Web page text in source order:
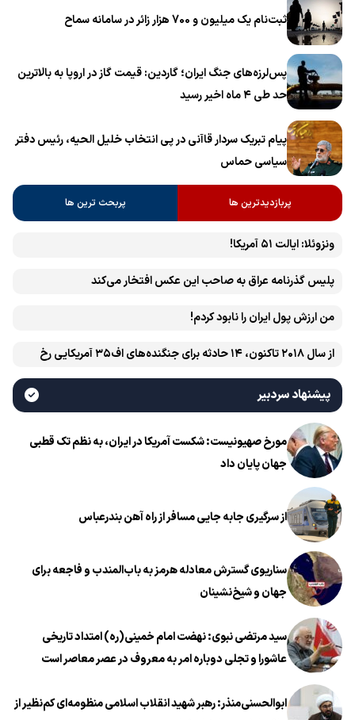
ثبت‌نام یک میلیون و 700 هزار زائر در سامانه سماح ‌
پس‌لرزه‌های جنگ ایران؛ گاردین: قیمت گاز در اروپا به بالاترین
حد طی ۴ ماه اخیر رسید
پیام تبریک سردار قاآنی در پی انتخاب خلیل الحیه، رئیس دفتر
سیاسی حماس
پربازدیدترین ها پربحث ترین ها
ونزوئلا: ایالت ۵۱ آمریکا!
پلیس گذرنامه عراق به صاحب این عکس افتخار می‌کند
من ارزش پول ایران را نابود کردم!
از سال ۲۰۱۸ تاکنون، ۱۴ حادثه برای جنگنده‌های اف۳۵ آمریکایی رخ
داده است
پیشنهاد سردبیر
مورخ صهیونیست: شکست آمریکا در ایران، به نظم تک قطبی
جهان پایان داد
از سرگیری جابه جایی مسافر از راه آهن بندرعباس
سناریوی گسترش معادله هرمز به باب‌المندب و فاجعه برای
جهان و شیخ‌نشینان
سید مرتضی نبوی: نهضت امام خمینی(ره) امتداد تاریخی
عاشورا و تجلی دوباره امر به معروف در عصر معاصر است
ابوالحسنی‌منذر: رهبر شهید انقلاب اسلامی منظومه‌ای کم‌نظیر از